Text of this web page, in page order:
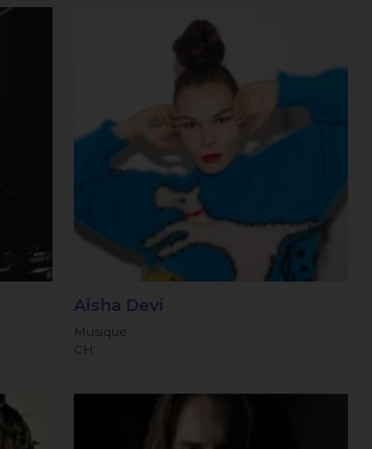
Aisha Devi
Musique
CH